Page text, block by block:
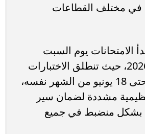
في مختلف القطاعات
الامتحانات يوم السبت
الموافق 6 يونيو 2026، حيث تنطلق الاختبارات
النظرية وتستمر حتى 18 يونيو من الشهر نفسه،
مشددة لضمان سير
بشكل منضبط في جميع